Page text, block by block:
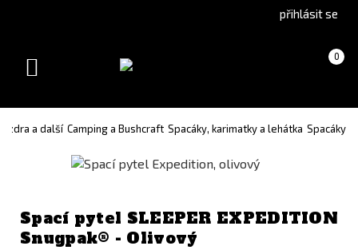
version(Slovak)
přihlásit se
Košík 0
(prázdný)
Toggle
a další Camping a Bushcraft Spacáky, karimatky a lehátka Spacáky
Spací pytel SLEEPER EXPEDITION
Snugpak® - Olivový